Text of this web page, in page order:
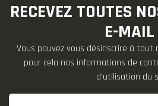
RECEVEZ TOUTES
E-MAIL
Vous pouvez vous désinscrire à
pour cela nos informations de
d'utilisation du